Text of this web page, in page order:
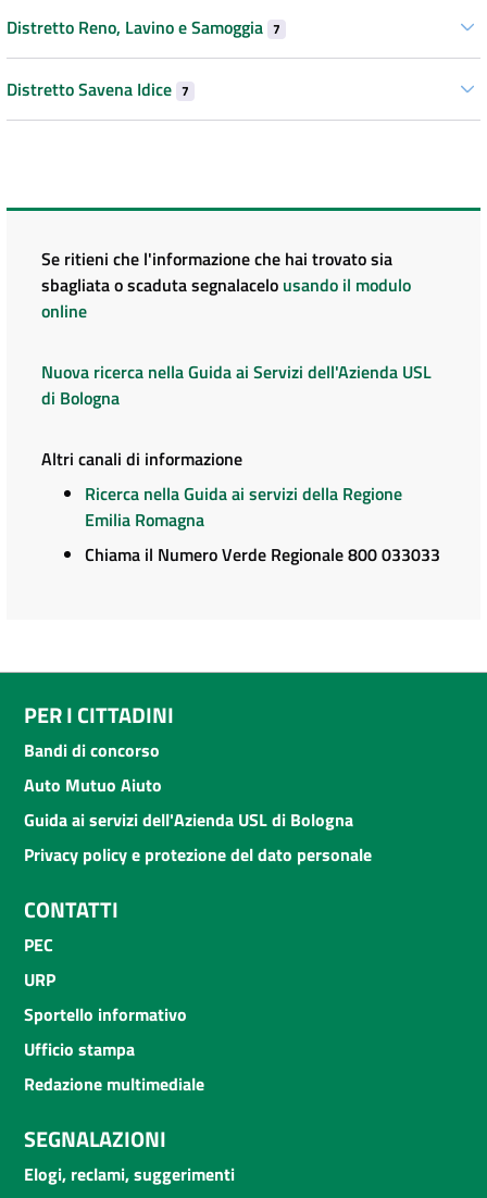
Distretto Reno, Lavino e Samoggia 7
Distretto Savena Idice 7
Se ritieni che l'informazione che hai trovato sia
sbagliata o scaduta segnalacelo usando il modulo
online
Nuova ricerca nella Guida ai Servizi dell'Azienda USL
di Bologna
Altri canali di informazione
Ricerca nella Guida ai servizi della Regione
Emilia Romagna
Chiama il Numero Verde Regionale 800 033033
PER I CITTADINI
Bandi di concorso
Auto Mutuo Aiuto
Guida ai servizi dell'Azienda USL di Bologna
Privacy policy e protezione del dato personale
CONTATTI
PEC
URP
Sportello informativo
Ufficio stampa
Redazione multimediale
SEGNALAZIONI
Elogi, reclami, suggerimenti